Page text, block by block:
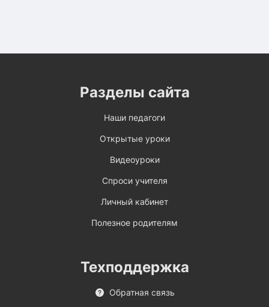
Разделы сайта
Наши педагоги
Открытые уроки
Видеоуроки
Спроси учителя
Личный кабинет
Полезное родителям
Техподдержка
Обратная связь